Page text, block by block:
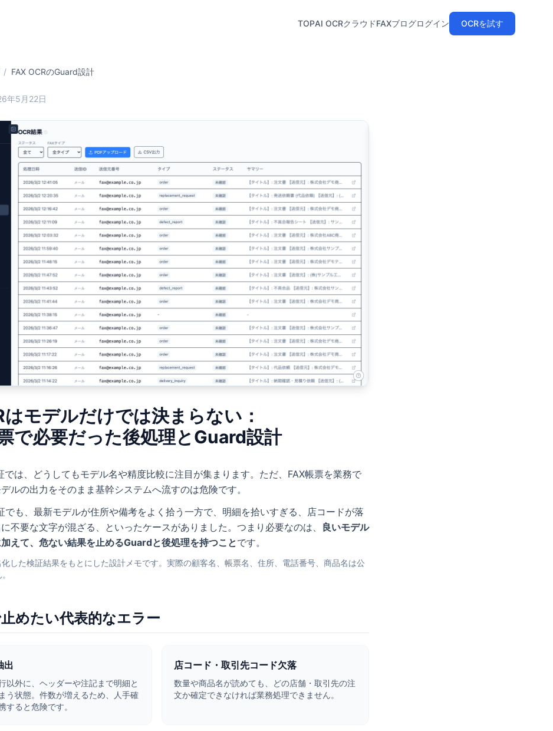
TOPAI OCRクラウドFAXブログログイン OCRを試す
/ FAX OCRのGuard設計
年5月22日
はモデルだけでは決まらない：
で必要だった後処理とGuard設計
では、どうしてもモデル名や精度比較に注目が集まります。ただ、FAX帳票を業務で
ルの出力をそのまま基幹システムへ流すのは危険です。
でも、最新モデルが住所や備考をよく拾う一方で、明細を拾いすぎる、店コードが落
不要な文字が混ざる、といったケースがありました。つまり必要なのは、 良いモデル
えて、危ない結果を止めるGuardと後処理を持つことです。
した検証結果をもとにした設計メモです。実際の顧客名、帳票名、住所、電話番号、商品名は公
めたい代表的なエラー
出
以外に、ヘッダーや注記まで明細と
う状態。件数が増えるため、人手確
すると危険です。
店コード・取引先コード欠落
数量や商品名が読めても、どの店舗・取引先の注
文か確定できなければ業務処理できません。